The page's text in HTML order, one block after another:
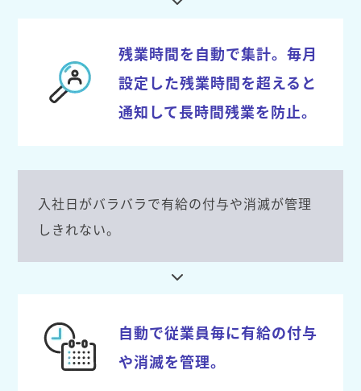
残業時間を自動で集計。毎月
設定した残業時間を超えると
通知して長時間残業を防止。
入社日がバラバラで有給の付与や消滅が管理
しきれない。
自動で従業員毎に有給の付与
や消滅を管理。